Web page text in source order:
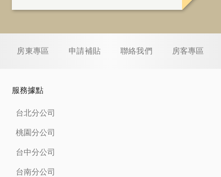
房東專區 申請補貼 聯絡我們 房客專區
服務據點
台北分公司
桃園分公司
台中分公司
台南分公司